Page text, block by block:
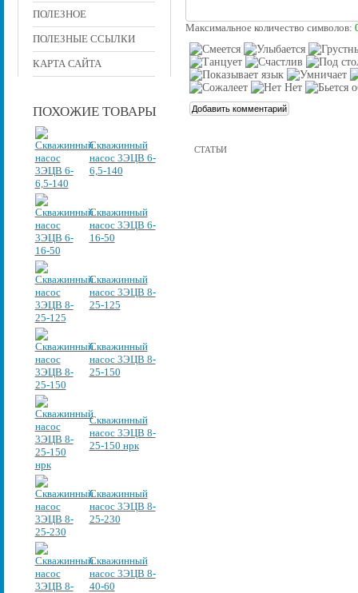
ПОЛЕЗНОЕ
ПОЛЕЗНЫЕ ССЫЛКИ
КАРТА САЙТА
ПОХОЖИЕ ТОВАРЫ
Скважинный
насос 3ЭЦВ 6-
6,5-140
Скважинный
насос 3ЭЦВ 6-
16-50
Скважинный
насос 3ЭЦВ 8-
25-125
Скважинный
насос 3ЭЦВ 8-
25-150
Скважинный
насос 3ЭЦВ 8-
25-150 нрк
Скважинный
насос 3ЭЦВ 8-
25-230
Скважинный
насос 3ЭЦВ 8-
40-60
Максимальное количество символов:
СТАТЬИ